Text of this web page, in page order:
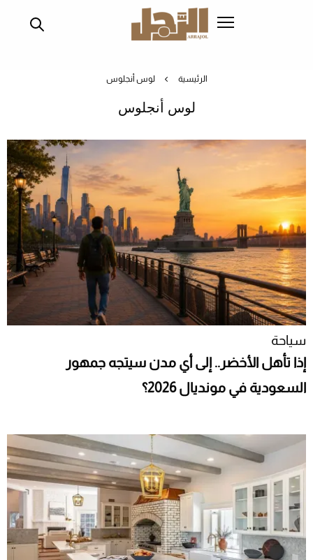
الرئيسية لوس أنجلوس
لوس أنجلوس
سياحة
إذا تأهل الأخضر.. إلى أي مدن سيتجه جمهور
السعودية في مونديال 2026؟